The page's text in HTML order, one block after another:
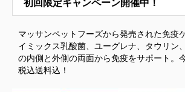
初回限定キャンペーン開催中！
マッサンペットフーズから発売された免疫
イミックス乳酸菌、ユーグレナ、タウリン
の内側と外側の両面から免疫をサポート。
税込送料込！